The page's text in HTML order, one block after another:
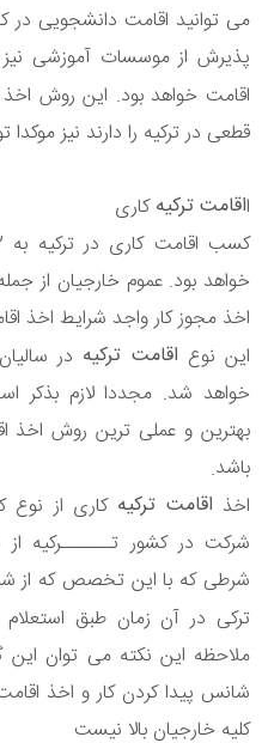
می توانید اقامت دانشجویی در
پذیرش از موسسات آموزشی
اقامت خواهد بود. این روش
قطعی در ترکیه را دارند نیز
ااقامت ترکیهکاری
خواهد بود. عموم خارجیان از
اخذ مجوز کار واجد شرایط اخذ
این نوع اقامت ترکیه
خواهد شد. مجددا لازم
بهترین و عملی ترین روش اخذ
باشد.
اخذ اقامت ترکیه کاری از
شرکت در کشور تـــــــرکیه
شرطی که با این تخصص که از
ترکی در آن زمان طبق استعلام
ملاحظه این نکته می توان این
شانس پیدا کردن کار و اخذ
کلیه خارجیان بالا نیست